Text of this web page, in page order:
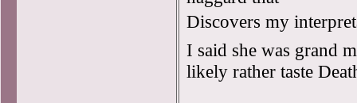
Discovers my
I said she was grand
likely rather taste